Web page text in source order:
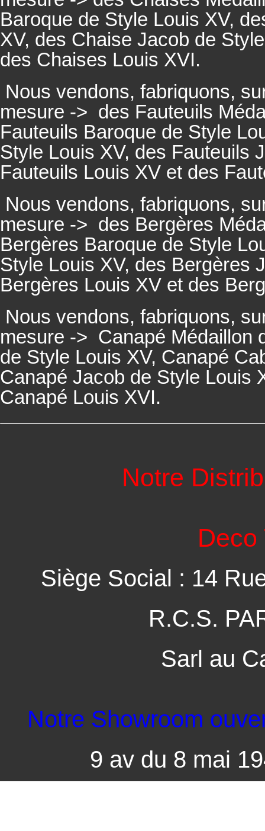
Baroque de Style Louis XV,
XV, des Chaise Jacob de
des Chaises Louis XVI.
Nous vendons, fabriquons,
mesure -> des Fauteuils
Fauteuils Baroque de Style
Style Louis XV, des Fauteuils
Fauteuils Louis XV et des
Nous vendons, fabriquons,
mesure -> des Bergères
Bergères Baroque de Style
Style Louis XV, des Bergères
Bergères Louis XV et des
Nous vendons, fabriquons,
mesure -> Canapé Médaillon
de Style Louis XV, Canapé
Canapé Jacob de Style Louis
Canapé Louis XVI.
Notre
Deco
Siège Social : 14
R.C.S.
Sarl au
Notre Showroom
9 av du 8 mai